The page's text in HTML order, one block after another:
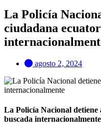
La Policía
ciudadana
agosto 2, 2024
La Policía Nacional
buscada internacionalmente